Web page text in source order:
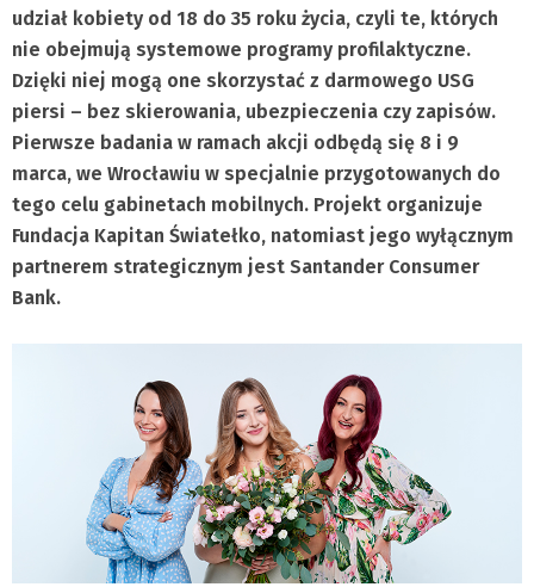
udział kobiety od 18 do 35 roku życia, czyli te, których
nie obejmują systemowe programy profilaktyczne.
Dzięki niej mogą one skorzystać z darmowego USG
piersi – bez skierowania, ubezpieczenia czy zapisów.
Pierwsze badania w ramach akcji odbędą się 8 i 9
marca, we Wrocławiu w specjalnie przygotowanych do
tego celu gabinetach mobilnych. Projekt organizuje
Fundacja Kapitan Światełko, natomiast jego wyłącznym
partnerem strategicznym jest Santander Consumer
Bank.